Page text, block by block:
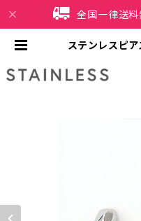
全国一律送料
ステンレスピア
ルバー） |